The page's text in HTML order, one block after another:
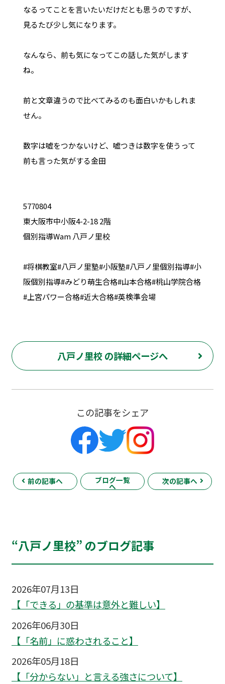
なるってことを言いたいだけだとも思うのですが、
見るたび少し気になります。
なんなら、前も気になってこの話した気がします
ね。
前と文章違うので比べてみるのも面白いかもしれま
せん。
数字は嘘をつかないけど、嘘つきは数字を使うって
前も言った気がする金田
5770804
東大阪市中小阪4-2-18 2階
個別指導Wam 八戸ノ里校
#将棋教室#八戸ノ里塾#小阪塾#八戸ノ里個別指導#小
阪個別指導#みどり萌生合格#山本合格#桃山学院合格
#上宮パワー合格#近大合格#英検準会場
八戸ノ里校 の詳細ページへ
この記事をシェア
前の記事へ ブログ一覧
へ
次の記事へ
“八戸ノ里校” のブログ記事
2026年07月13日
【「できる」の基準は意外と難しい】
2026年06月30日
【「名前」に惑わされること】
2026年05月18日
【「分からない」と言える強さについて】